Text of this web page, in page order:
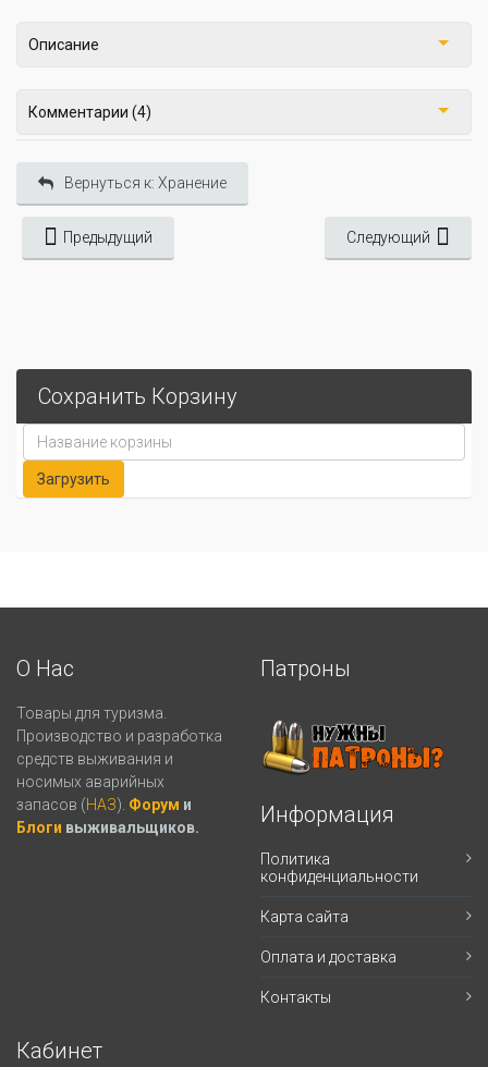
Описание
Комментарии (4)
Вернуться к: Хранение
Предыдущий Следующий
Сохранить Корзину
О Нас
Товары для туризма.
Производство и разработка
средств выживания и
носимых аварийных
запасов (НАЗ). Форум и
Блоги выживальщиков.
Патроны
Информация
Политика
конфиденциальности
Карта сайта
Оплата и доставка
Контакты
Кабинет